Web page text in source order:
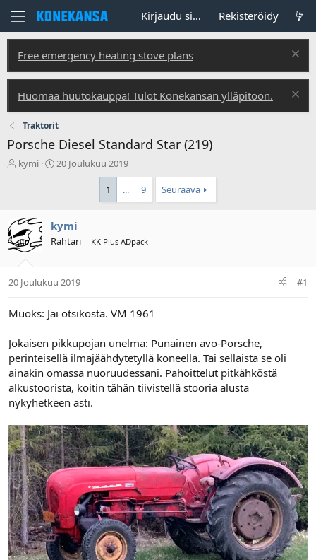
Kirjaudu sisään Rekisteröidy
Free emergency heating stove plans
Huomaa huutokauppa! Tulot Konekansan ylläpitoon.
Traktorit
Porsche Diesel Standard Star (219)
V
i
k
e
u
a
o
i
t
t
a
j
kymi
A
u
s
ä
v
m
ä
r
ä
20 Joulukuu 2019
1 ... 9 Seuraava
kymi
Rahtari KK Plus ADpack
20 Joulukuu 2019 #1
Muoks: Jäi otsikosta. VM 1961
Jokaisen pikkupojan unelma: Punainen avo-Porsche,
perinteisellä ilmajäähdytetyllä koneella. Tai sellaista se oli
ainakin omassa nuoruudessani. Pahoittelut pitkähköstä
alkustoorista, koitin tähän tiivistellä stooria alusta
nykyhetkeen asti.